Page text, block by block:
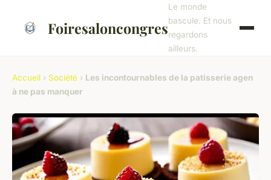
Foiresaloncongres
Le monde
bascule. Et nous
regardons
ailleurs.
Accueil › Société › Les incontournables de la patisserie agen
à ne pas manquer